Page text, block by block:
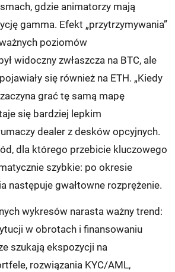
gdzie animatorzy mają
gamma. Efekt „przytrzymywania”
poziomów
widoczny zwłaszcza na BTC, ale
się również na ETH. „Kiedy
grać tę samą mapę
się bardziej lepkim
dealer z desków opcyjnych.
dla którego przebicie kluczowego
szybkie: po okresie
następuje gwałtowne rozprężenie.
wykresów narasta ważny trend:
w obrotach i finansowaniu
szukają ekspozycji na
rozwiązania KYC/AML,